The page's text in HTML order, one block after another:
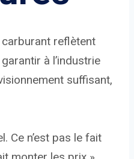
reflètent
à l’industrie
suffisant,
Ce n’est pas le fait